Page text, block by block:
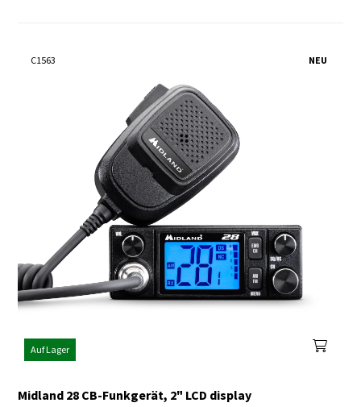
NEU
C1563
Auf Lager
Midland 28 CB-Funkgerät, 2" LCD display